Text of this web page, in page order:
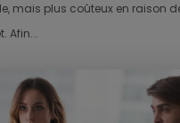
mais plus coûteux en raison
Afin...